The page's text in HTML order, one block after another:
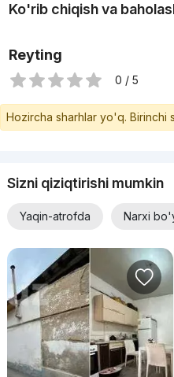
Ko'rib chiqish va
Reyting
0 / 5
Hozircha sharhlar yo'q. Birinchi
Sizni qiziqtirishi mumkin
Yaqin-atrofda Narxi